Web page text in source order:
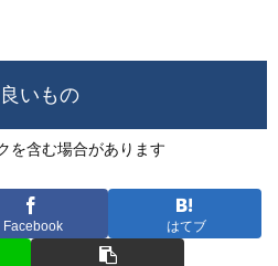
いもの
を含む場合があります
Facebook はてブ